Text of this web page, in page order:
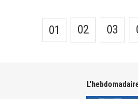
01 02 03